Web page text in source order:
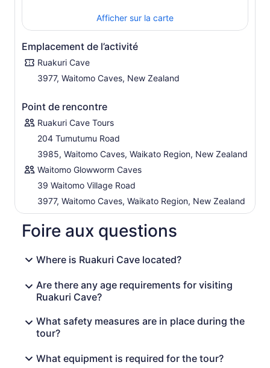
Afficher sur la carte
Emplacement de l’activité
Ruakuri Cave
3977, Waitomo Caves, New Zealand
Point de rencontre
Ruakuri Cave Tours
204 Tumutumu Road
3985, Waitomo Caves, Waikato Region, New Zealand
Waitomo Glowworm Caves
39 Waitomo Village Road
3977, Waitomo Caves, Waikato Region, New Zealand
Foire aux questions
Where is Ruakuri Cave located?
Are there any age requirements for visiting
Ruakuri Cave?
What safety measures are in place during the
tour?
What equipment is required for the tour?